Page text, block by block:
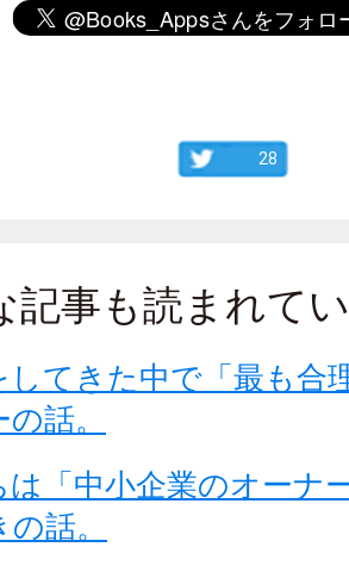
28
記事も読まれて
してきた中で「最も合
話。
は「中小企業のオーナ
話。